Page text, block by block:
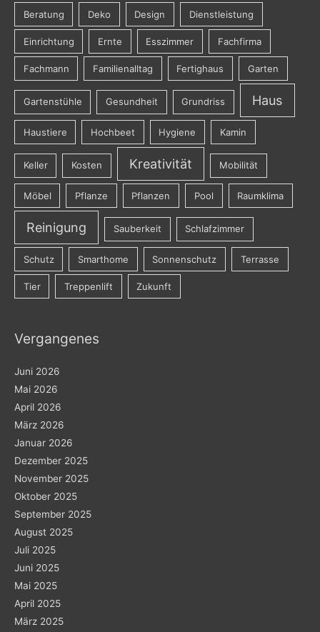
Beratung Deko Design Dienstleistung
Einrichtung Ernte Esszimmer Fachfirma
Fachmann Familienalltag Fertighaus Garten
Gartenstühle Gesundheit Grundriss Haus
Haustiere Hochbeet Hygiene Kamin
Keller Kosten Kreativität Mobilität
Möbel Pflanze Pflanzen Pool Raumklima
Reinigung Sauberkeit Schlafzimmer
Schutz Smarthome Sonnenschutz Terrasse
Tier Treppenlift Zukunft
Vergangenes
Juni 2026
Mai 2026
April 2026
März 2026
Januar 2026
Dezember 2025
November 2025
Oktober 2025
September 2025
August 2025
Juli 2025
Juni 2025
Mai 2025
April 2025
März 2025